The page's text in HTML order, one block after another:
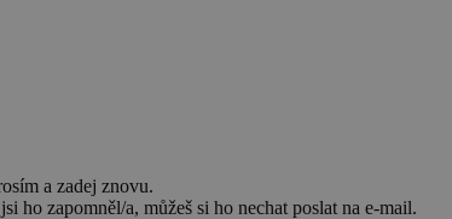
a zadej znovu.
ho zapomněl/a, můžeš si ho nechat poslat na e-mail.